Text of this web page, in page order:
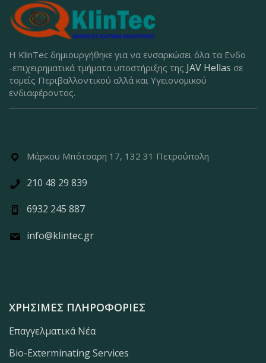
Η KlinTec δημιουργήθηκε για να ενσαρκώσει όλα τα Ενδο
-επιχειρηματικά τμήματα υποστήριξης της JAV Hellas σε
τομείς Περιβαλλοντικού αλλά και Υγειονομικού
ενδιαφέροντος.
Μάρκου Μπότσαρη 17, 132 31 Πετρούπολη
210 48 29 839
6932 245 887
info@klintec.gr
ΧΡΉΣΙΜΕΣ ΠΛΗΡΟΦΟΡΊΕΣ
Επαγγελματικά Νέα
Bio-Exterminating Services